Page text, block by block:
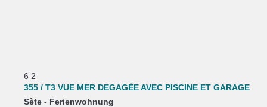
6 2
355 / T3 VUE MER DEGAGÉE AVEC PISCINE ET GARAGE
Sète - Ferienwohnung